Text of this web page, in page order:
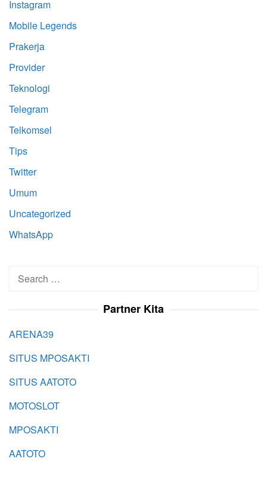
Instagram
Mobile Legends
Prakerja
Provider
Teknologi
Telegram
Telkomsel
Tips
Twitter
Umum
Uncategorized
WhatsApp
Search
Partner Kita
ARENA39
SITUS MPOSAKTI
SITUS AATOTO
MOTOSLOT
MPOSAKTI
AATOTO